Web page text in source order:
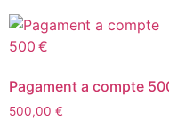
Pagament a compte
500,00 €